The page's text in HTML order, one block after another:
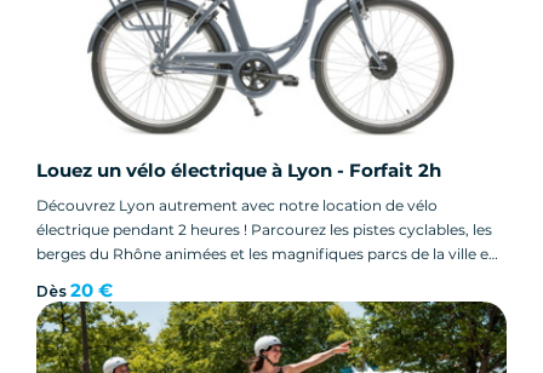
Louez un vélo électrique à Lyon - Forfait 2h
Découvrez Lyon autrement avec notre location de vélo
électrique pendant 2 heures ! Parcourez les pistes cyclables, les
berges du Rhône animées et les magnifiques parcs de la ville en
pour gravir les collines en douceur et admirer les panoramas à
couper le souffle - Annulation gratuite
Dès 20 €